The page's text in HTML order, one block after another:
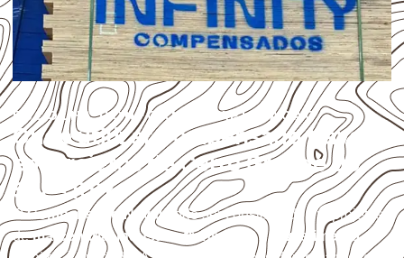
ESCOLHA CONFORME A APLICAÇÃO
Onde utilizar Compensado Naval
em projetos de Cerro Grande do
Sul – RS?
OCompensado Navalpode ser considerado em projetos
demarcenaria, indústria, transporte e revestimento